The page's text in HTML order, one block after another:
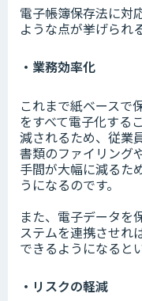
電子帳簿保存法に対
ような点が挙げられ
・業務効率化
これまで紙ベースで
をすべて電子化する
減されるため、従業
書類のファイリング
手間が大幅に減るた
うになるのです。
また、電子データを
ステムを連携させれ
できるようになると
・リスクの軽減